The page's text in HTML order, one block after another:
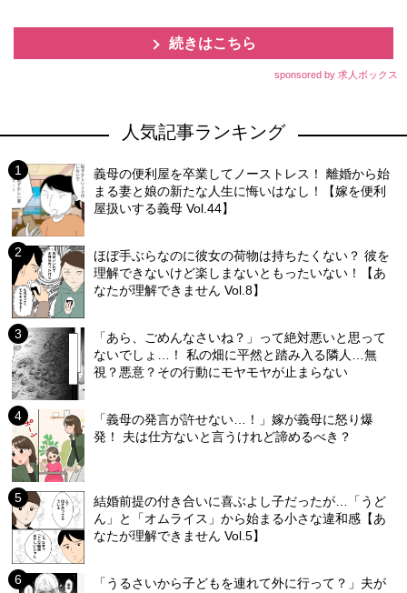
続きはこちら
sponsored by 求人ボックス
人気記事ランキング
義母の便利屋を卒業してノーストレス！ 離婚から始
まる妻と娘の新たな人生に悔いはなし！【嫁を便利
屋扱いする義母 Vol.44】
ほぼ手ぶらなのに彼女の荷物は持ちたくない？ 彼を
理解できないけど楽しまないともったいない！【あ
なたが理解できません Vol.8】
「あら、ごめんなさいね？」って絶対悪いと思って
ないでしょ…！ 私の畑に平然と踏み入る隣人…無
視？悪意？その行動にモヤモヤが止まらない
「義母の発言が許せない…！」嫁が義母に怒り爆
発！ 夫は仕方ないと言うけれど諦めるべき？
結婚前提の付き合いに喜ぶよし子だったが…「うど
ん」と「オムライス」から始まる小さな違和感【あ
なたが理解できません Vol.5】
「うるさいから子どもを連れて外に行って？」夫が